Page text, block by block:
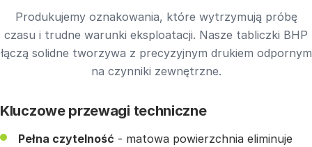
Produkujemy oznakowania, które wytrzymują próbę
czasu i trudne warunki eksploatacji. Nasze tabliczki BHP
łączą solidne tworzywa z precyzyjnym drukiem odpornym
na czynniki zewnętrzne.
Kluczowe przewagi techniczne
Pełna czytelność - matowa powierzchnia eliminuje